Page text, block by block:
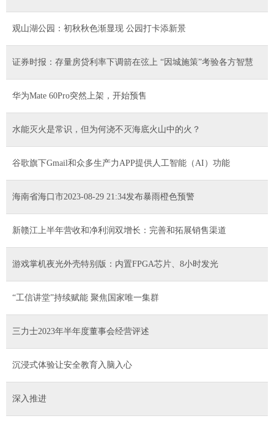
观山湖公园：初秋秋色渐显现 公园打卡添新景
证券时报：存量房贷利率下调箭在弦上 “因城施策”考验各方智慧
华为Mate 60Pro突然上架，开始预售
水能灭火是常识，但为何浇不灭海底火山中的火？
谷歌旗下Gmail和众多生产力APP提供人工智能（AI）功能
海南省海口市2023-08-29 21:34发布暴雨橙色预警
新赣江上半年营收和净利润双增长：完善和拓展销售渠道
游戏掌机夜光外壳特别版：内置FPGA芯片、8小时发光
“工信讲堂”持续赋能 聚焦国家唯一集群
三力士2023年半年度董事会经营评述
沉浸式体验让安全教育入脑入心
深入推进